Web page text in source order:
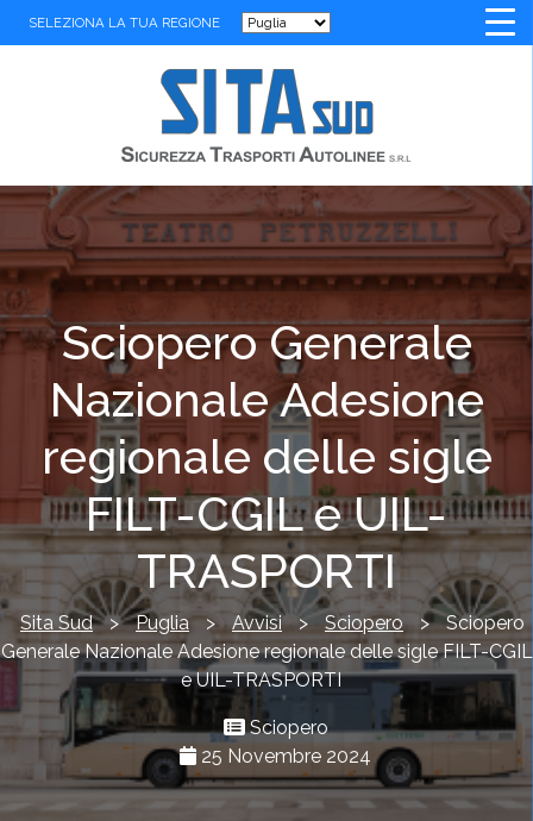
SELEZIONA LA TUA REGIONE
Sciopero Generale
Nazionale Adesione
regionale delle sigle
FILT-CGIL e UIL-
TRASPORTI
Sita Sud > Puglia > Avvisi > Sciopero > Sciopero
Generale Nazionale Adesione regionale delle sigle FILT-CGIL
e UIL-TRASPORTI
Sciopero
25 Novembre 2024